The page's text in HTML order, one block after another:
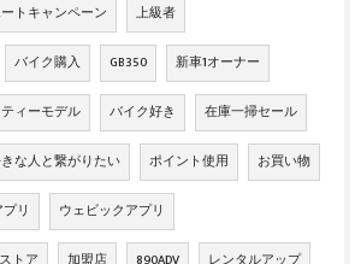
トキャンペーン 上級者
バイク購入 GB350 新車1オーナー
ィーモデル バイク好き 在庫一掃セール
な人と繋がりたい ポイント使用 お買い物
リ ウェビックアプリ